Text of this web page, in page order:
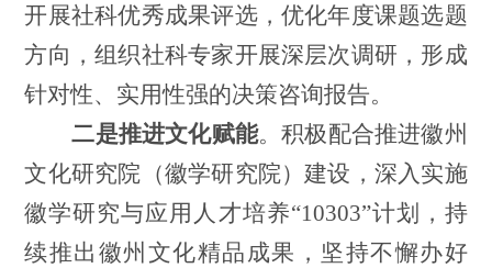
开展社科优秀成果评选， 优化年度课题选题
方向，组织社科专家开展深层次调研，形成
针对性、 实用性强的决策咨询报告。
二是推进文化赋能。积极配合推进徽州
文化研究院（徽学研究院）建设， 深入实施
徽学研究与应用人才培养“10303”计划， 持
续推出徽州文化精品成果， 坚持不懈办好